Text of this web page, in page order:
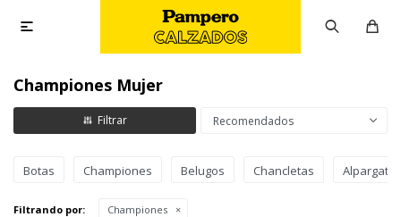

Championes Mujer
Recomendados
Botas Championes Belugos Chancletas Alpargatas
Filtrando por: Championes